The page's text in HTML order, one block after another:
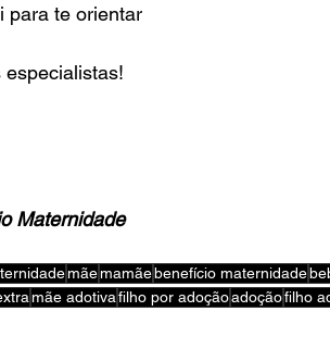
para te orientar
Maternidade
mãemamãebenefício maternidade
mãe adotivafilho por adoçãoadoçãofilho